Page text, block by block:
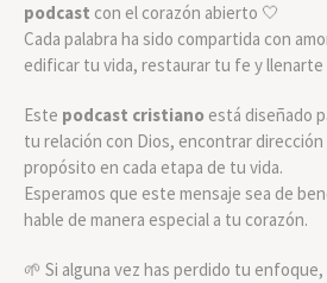
podcast con el corazón abierto 🤍
Cada palabra ha sido compartida con
edificar tu vida, restaurar tu fe y llenarte
Este podcast cristiano está diseñado
tu relación con Dios, encontrar
propósito en cada etapa de tu vida.
Esperamos que este mensaje sea de
hable de manera especial a tu corazón.
🌱 Si alguna vez has perdido tu